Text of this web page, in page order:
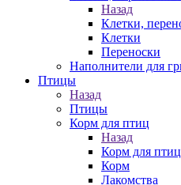
Назад
Клетки,
Клетки
Переноски
Наполнители для
Птицы
Назад
Птицы
Корм для птиц
Назад
Корм для птиц
Корм
Лакомства